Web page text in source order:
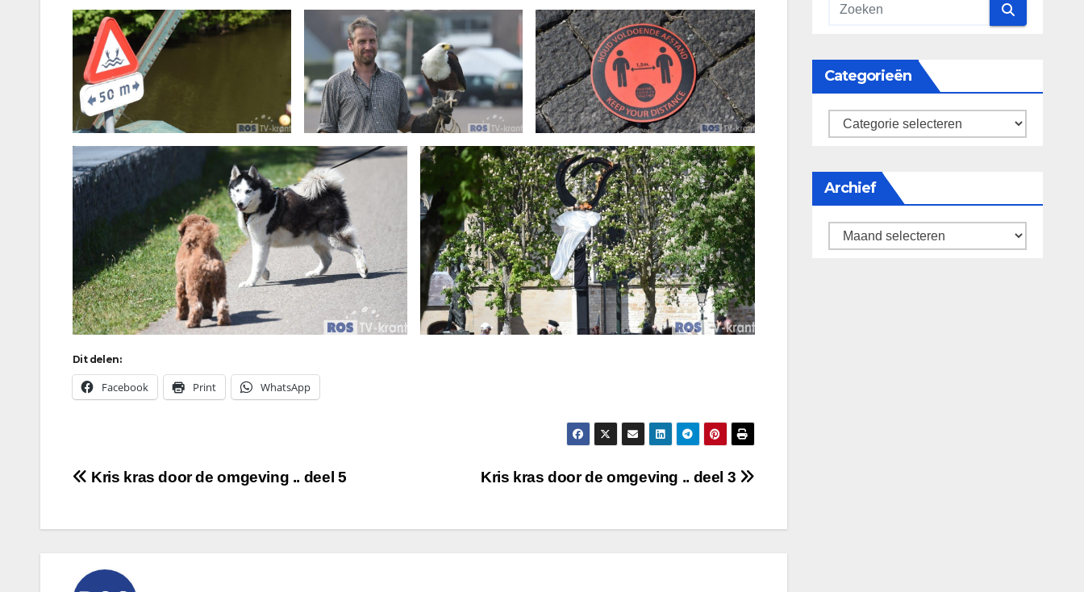
Dit delen:
Facebook Print WhatsApp
Bericht
Kris kras door de omgeving .. deel 3
Kris kras door de omgeving .. deel 5
Categorieën
categorieën
Archief
Archief